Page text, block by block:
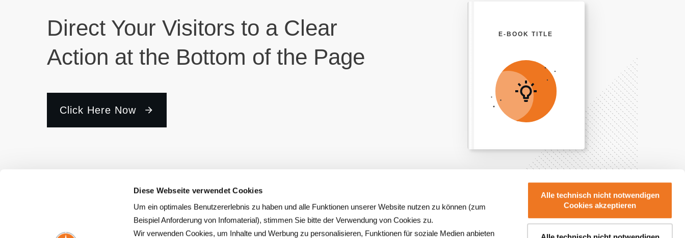
Diese Webseite verwendet Cookies
Um ein optimales Benutzererlebnis zu haben und alle Funktionen unserer Website nutzen zu können (zum
Beispiel Anforderung von Infomaterial), stimmen Sie bitte der Verwendung von Cookies zu.
Wir verwenden Cookies, um Inhalte und Werbung zu personalisieren, Funktionen für soziale Medien anbieten
Alle technisch nicht notwendigen
Cookies akzeptieren
Direct Your Visitors to a Clear
Action at the Bottom of the Page
Click Here Now
E-BOOK TITLE
UNTERNEHMEN RECHTLICHES KONTAKT